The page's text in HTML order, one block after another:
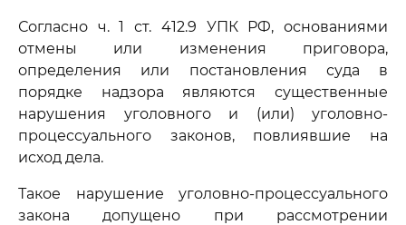
Согласно ч. 1 ст. 412.9 УПК РФ, основаниями
отмены или изменения приговора,
определения или постановления суда в
порядке надзора являются существенные
нарушения уголовного и (или) уголовно-
процессуального законов, повлиявшие на
исход дела.
Такое нарушение уголовно-процессуального
закона допущено при рассмотрении